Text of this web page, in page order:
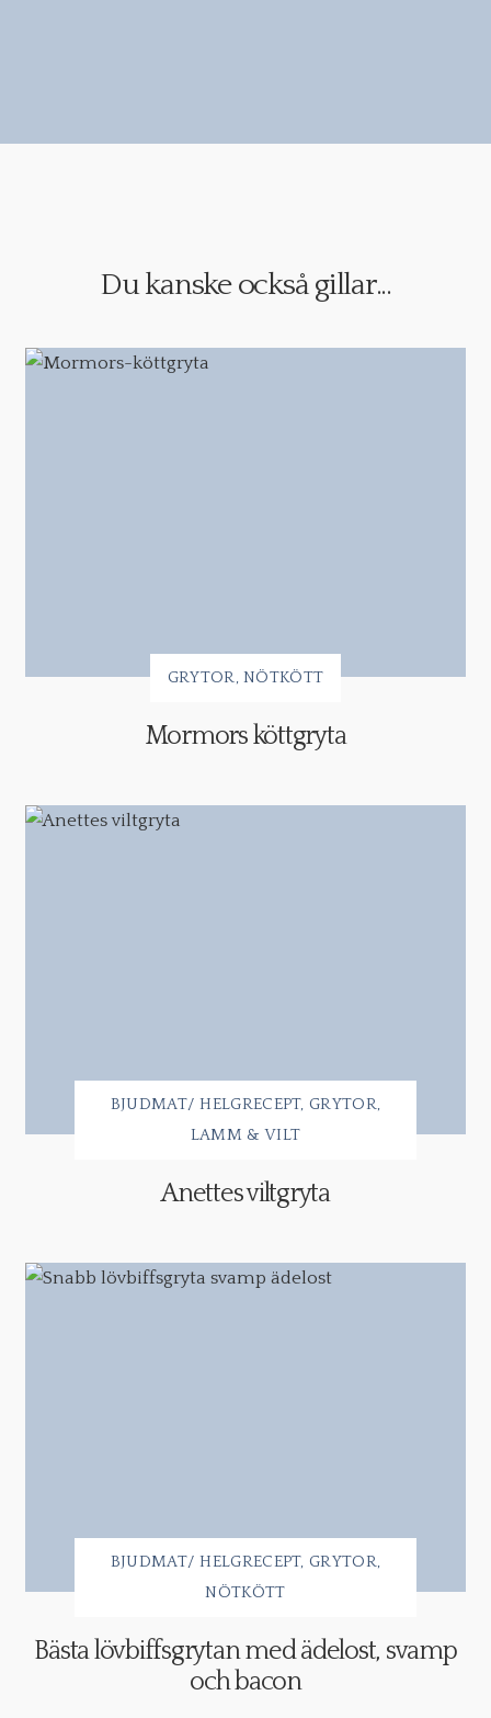
Du kanske också gillar...
GRYTOR NÖTKÖTT
Mormors köttgryta
BJUDMAT/ HELGRECEPT GRYTOR
LAMM & VILT
Anettes viltgryta
BJUDMAT/ HELGRECEPT GRYTOR
NÖTKÖTT
Bästa lövbiffsgrytan med ädelost, svamp
och bacon